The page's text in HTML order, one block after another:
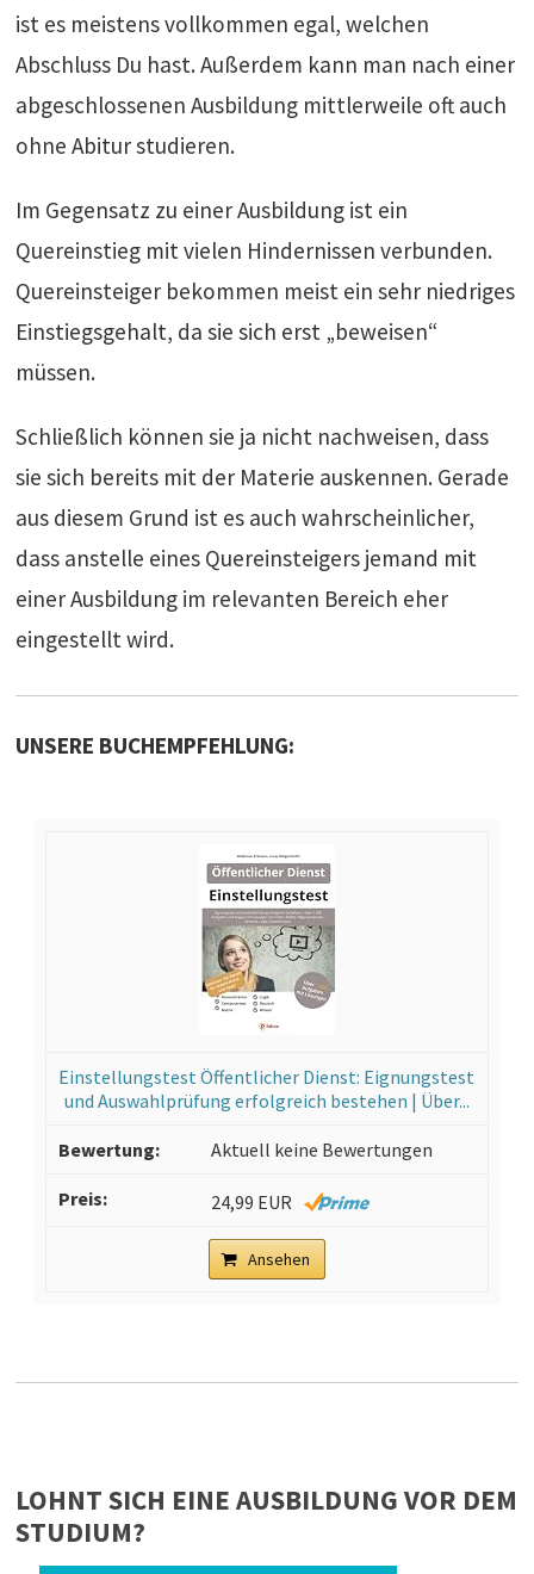
ist es meistens vollkommen egal, welchen
Abschluss Du hast. Außerdem kann man nach einer
abgeschlossenen Ausbildung mittlerweile oft auch
ohne Abitur studieren.
Im Gegensatz zu einer Ausbildung ist ein
Quereinstieg mit vielen Hindernissen verbunden.
Quereinsteiger bekommen meist ein sehr niedriges
Einstiegsgehalt, da sie sich erst „beweisen“
müssen.
Schließlich können sie ja nicht nachweisen, dass
sie sich bereits mit der Materie auskennen. Gerade
aus diesem Grund ist es auch wahrscheinlicher,
dass anstelle eines Quereinsteigers jemand mit
einer Ausbildung im relevanten Bereich eher
eingestellt wird.
UNSERE BUCHEMPFEHLUNG:
Einstellungstest Öffentlicher Dienst: Eignungstest
und Auswahlprüfung erfolgreich bestehen | Über...
Aktuell keine Bewertungen
24,99 EUR
Ansehen
LOHNT SICH EINE AUSBILDUNG VOR DEM
STUDIUM?